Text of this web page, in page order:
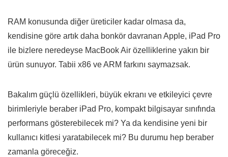
RAM konusunda diğer üreticiler kadar olmasa da,
kendisine göre artık daha bonkör davranan Apple, iPad Pro
ile bizlere neredeyse MacBook Air özelliklerine yakın bir
ürün sunuyor. Tabii x86 ve ARM farkını saymazsak.
Bakalım güçlü özellikleri, büyük ekranı ve etkileyici çevre
birimleriyle beraber iPad Pro, kompakt bilgisayar sınıfında
performans gösterebilecek mi? Ya da kendisine yeni bir
kullanıcı kitlesi yaratabilecek mi? Bu durumu hep beraber
zamanla göreceğiz.